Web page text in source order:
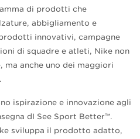
di prodotti che
abbigliamento e
innovativi, campagne
di squadre e atleti, Nike non
anche uno dei maggiori
ispirazione e innovazione agli
dI See Sport Better™.
sviluppa il prodotto adatto,